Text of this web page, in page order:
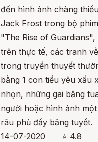
đến hình ảnh chàng
Jack Frost trong bộ
"The Rise of
trên thực tế, các tranh
trong truyền thuyết
bằng 1 con tiểu yêu xấu
nhọn, những gai băng
người hoặc hình ảnh
râu phủ đầy băng tuyết.
14-07-2020
⭐ 4.8